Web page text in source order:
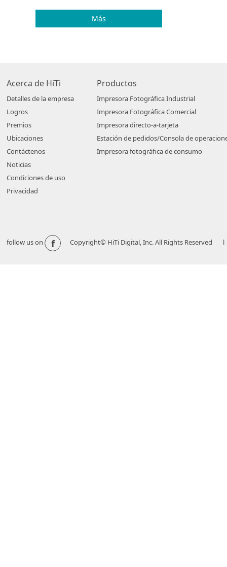
Más
Acerca de HiTi
Detalles de la empresa
Logros
Premios
Ubicaciones
Contáctenos
Noticias
Condiciones de uso
Privacidad
Productos
Impresora Fotográfica Industrial
Impresora Fotográfica Comercial
Impresora directo-a-tarjeta
Estación de pedidos/Consola de
Impresora fotográfica de consumo
follow us on f Copyright© HiTi Digital, Inc. All Rights Reserved l